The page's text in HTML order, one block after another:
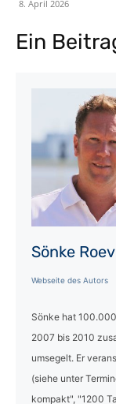
8. April 2026
Ein
Sönke
Webseite des Autors
Sönke hat
2007 bis 2010
umsegelt. Er
(siehe unter
kompakt", "1200